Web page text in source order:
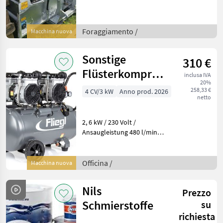
Macchina nuova
angeschraubte und
wechselbare Klingen für
Foraggiamento /
Macchina nuova
Sonstige
Flüsterkompressor/
Luftkompressor
310 €
inclusa IVA
20%
258,33 €
netto
4 CV/3 kW Anno prod. 2026
2, 6 kW / 230 Volt /
Ansaugleistung 480 l/min /
Ende des Textes.
Beschreibung
Liter
Officina /
Nils
Schmierstoffe
Prezzo
su
richiesta